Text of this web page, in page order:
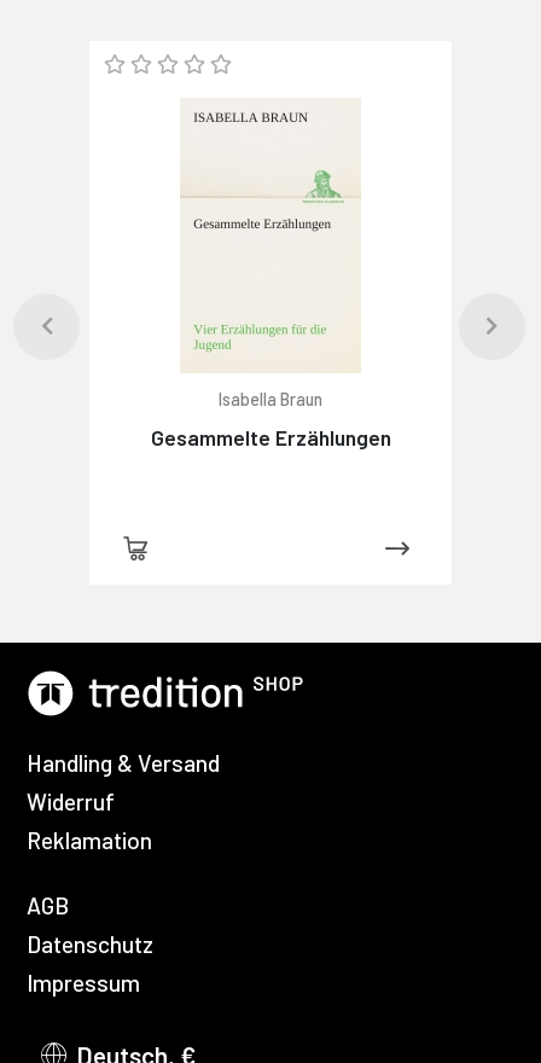
Isabella Braun
Gesammelte Erzählungen
Handling & Versand
Widerruf
Reklamation
AGB
Datenschutz
Impressum
Deutsch, €